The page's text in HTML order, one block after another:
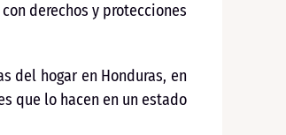
derechos y protecciones
del hogar en Honduras, en
que lo hacen en un estado